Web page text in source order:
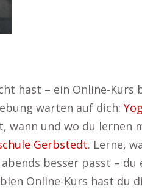
hast – ein Online-Kurs
warten auf dich:
und wo du lernen
Gerbstedt. Lerne,
besser passt – du
Online-Kurs hast du